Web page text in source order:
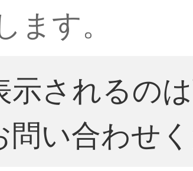
ます。
示されるの
問い合わせ